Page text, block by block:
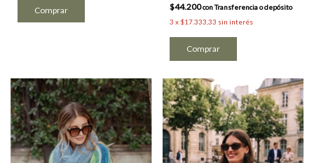
$44.200conTransferencia o depósito
3 x $17.333,33 sin interés
Comprar